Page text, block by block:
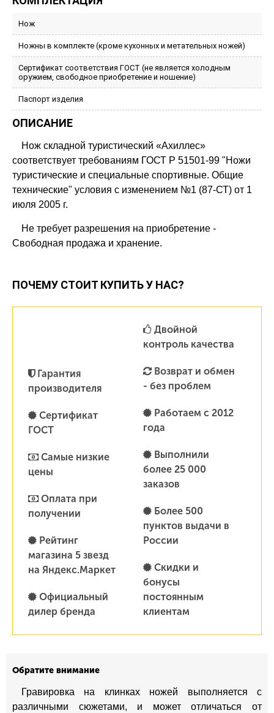
Нож
Ножны в комплекте (кроме кухонных и метательных ножей)
Сертификат соответствия ГОСТ (не является холодным
оружием, свободное приобретение и ношение)
Паспорт изделия
ОПИСАНИЕ
Нож складной туристический «Ахиллес»
соответствует требованиям ГОСТ Р 51501-99 "Ножи
туристические и специальные спортивные. Общие
технические" условия с изменением №1 (87-СТ) от 1
июля 2005 г.
Не требует разрешения на приобретение -
Свободная продажа и хранение.
ПОЧЕМУ СТОИТ КУПИТЬ У НАС?
Гарантия
производителя
Сертификат
ГОСТ
Самые низкие
цены
Оплата при
получении
Рейтинг
магазина 5 звезд
на Яндекс.Маркет
Официальный
дилер бренда
Двойной
контроль качества
Возврат и обмен
- без проблем
Работаем с 2012
года
Выполнили
более 25 000
заказов
Более 500
пунктов выдачи в
России
Скидки и
бонусы
постоянным
клиентам
Обратите внимание
Гравировка на клинках ножей выполняется с
различными сюжетами, и может отличаться от